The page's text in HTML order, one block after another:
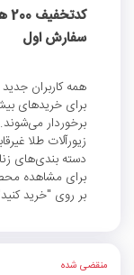
سفارش اول
همه کاربران
برخوردار
زیورآلات طلا
دسته بندی‌های
برای مشاهده
بر روی "خرید
منقضی شده